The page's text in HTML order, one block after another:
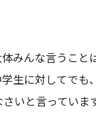
みんな言うこと
学生に対してで
いと言っていま